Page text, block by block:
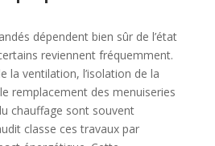
dépendent bien sûr de l’état
reviennent fréquemment.
la ventilation, l’isolation de la
remplacement des menuiseries
chauffage sont souvent
classe ces travaux par